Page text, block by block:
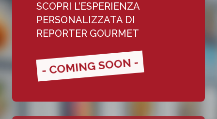
SCOPRI L’ESPERIENZA
PERSONALIZZATA DI
REPORTER GOURMET
- COMING SOON -